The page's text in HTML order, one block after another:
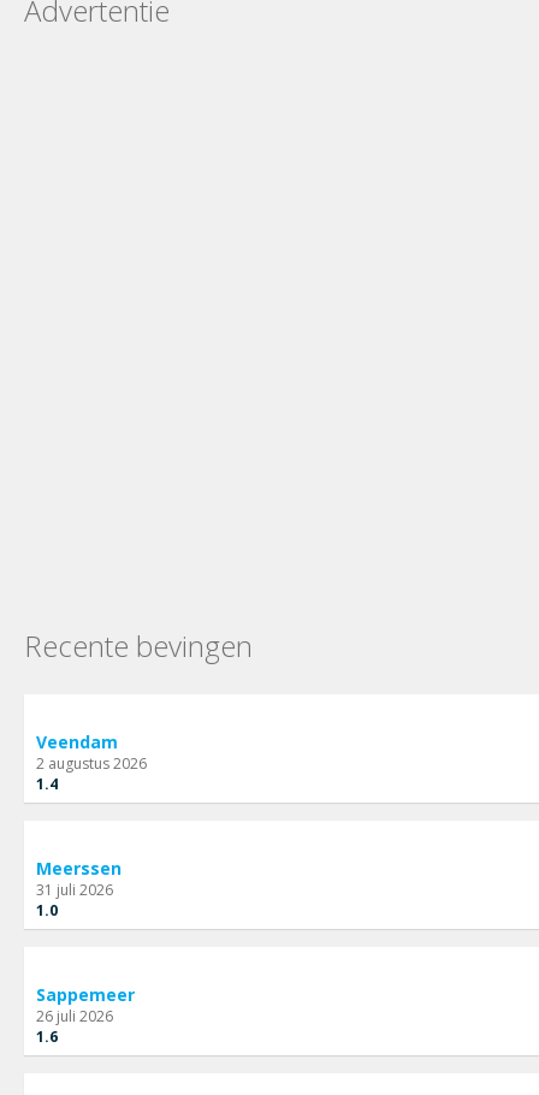
Advertentie
Recente bevingen
Veendam
2 augustus 2026
1.4
Meerssen
31 juli 2026
1.0
Sappemeer
26 juli 2026
1.6